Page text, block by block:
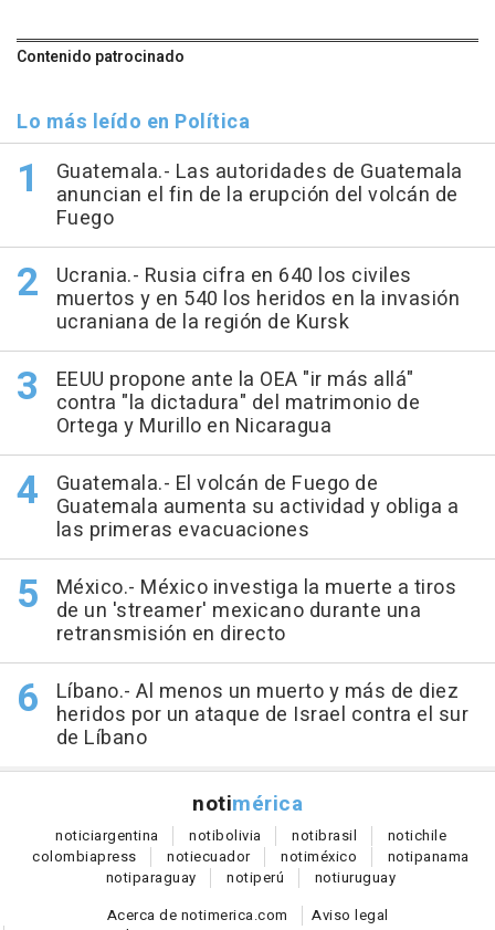
Contenido patrocinado
Lo más leído en Política
Guatemala.- Las autoridades de Guatemala
anuncian el fin de la erupción del volcán de
Fuego
Ucrania.- Rusia cifra en 640 los civiles
muertos y en 540 los heridos en la invasión
ucraniana de la región de Kursk
EEUU propone ante la OEA "ir más allá"
contra "la dictadura" del matrimonio de
Ortega y Murillo en Nicaragua
Guatemala.- El volcán de Fuego de
Guatemala aumenta su actividad y obliga a
las primeras evacuaciones
México.- México investiga la muerte a tiros
de un 'streamer' mexicano durante una
retransmisión en directo
Líbano.- Al menos un muerto y más de diez
heridos por un ataque de Israel contra el sur
de Líbano
notimérica
noticiargentina notibolivia notibrasil notichile
colombiapress notiecuador notiméxico notipanama
notiparaguay notiperú notiuruguay
Acerca de notimerica.com
Aviso legal